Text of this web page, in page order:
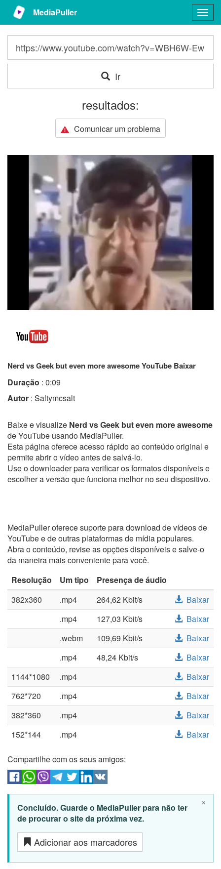
MediaPuller
Ir
resultados:
Comunicar um problema
Nerd vs Geek but even more awesome YouTube Baixar
Duração : 0:09
Autor : Saltymcsalt
Baixe e visualize Nerd vs Geek but even more awesome
de YouTube usando MediaPuller.
Esta página oferece acesso rápido ao conteúdo original e
permite abrir o vídeo antes de salvá-lo.
Use o downloader para verificar os formatos disponíveis e
escolher a versão que funciona melhor no seu dispositivo.
MediaPuller oferece suporte para download de vídeos de
YouTube e de outras plataformas de mídia populares.
Abra o conteúdo, revise as opções disponíveis e salve-o
da maneira mais conveniente para você.
Resolução
Um tipo
Presença de áudio
382x360
.mp4 264,62 Kbit/s
Baixar
.mp4
127,03 Kbit/s
Baixar
.webm
109,69 Kbit/s
Baixar
.mp4
48,24 Kbit/s
Baixar
1144*1080
.mp4
Baixar
762*720
.mp4
Baixar
382*360
.mp4
Baixar
152*144
.mp4 Baixar
Compartilhe com os seus amigos:
×
Concluído. Guarde o MediaPuller para não ter
de procurar o site da próxima vez.
Adicionar aos marcadores